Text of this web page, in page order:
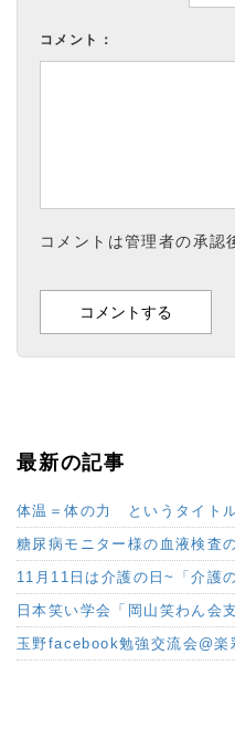
コメント：
コメントは管理者の承認
最新の記事
体温＝体の力 というタイト
糖尿病モニター様の血液検査
11月11日は介護の日~「介護
日本笑い学会「岡山笑わん会
玉野facebook勉強交流会@楽